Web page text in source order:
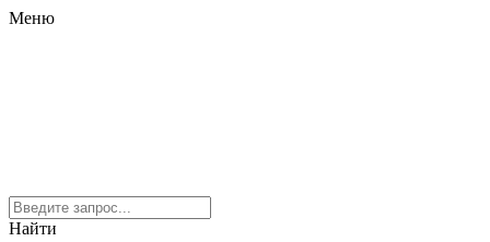
Меню
Найти